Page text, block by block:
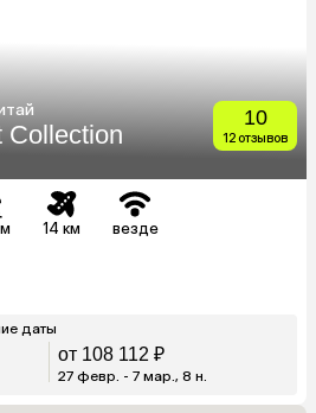
Collection
10
12 отзывов
14 км везде
даты
от 108 112 ₽
27 февр. - 7 мар., 8 н.